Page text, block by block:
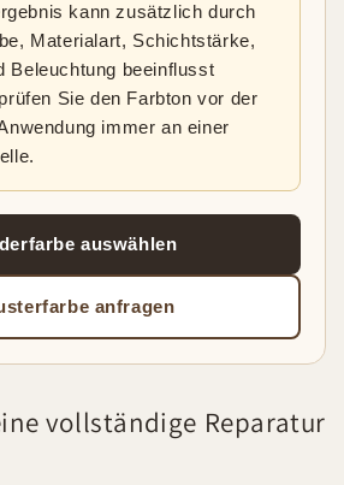
kann zusätzlich durch
Materialart, Schichtstärke,
Beleuchtung beeinflusst
Sie den Farbton vor der
immer an einer
auswählen
anfragen
vollständige Reparatur